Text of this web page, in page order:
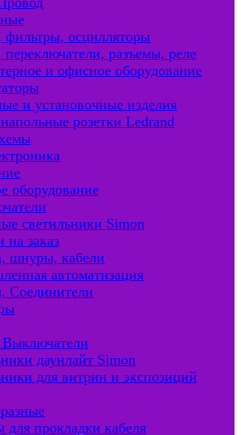
осцилляторы
разъемы, реле
и офисное оборудование
и установочные изделия
розетки Ledrand
оборудование
светильники Simon
на заказ
шнуры, кабели
автоматизация
Соединители
Выключатели
даунлайт Simon
для витрин и экспозиций
для прокладки кабеля